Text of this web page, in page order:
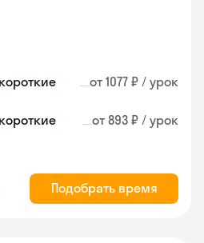
от 1077 ₽ / урок
от 893 ₽ / урок
Подобрать время